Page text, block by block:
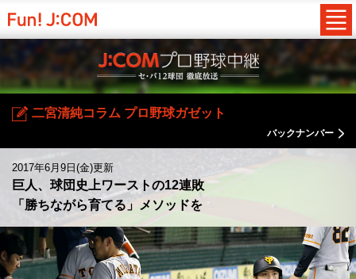
二宮清純コラム プロ野球ガゼット
バックナンバー
2017年6月9日(金)更新
巨人、球団史上ワーストの12連敗
「勝ちながら育てる」メソッドを